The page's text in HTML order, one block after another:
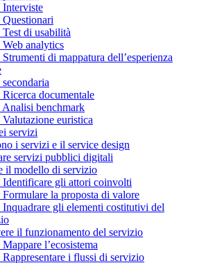
Interviste
Questionari
di usabilità
Web analytics
di mappatura dell’esperienza
documentale
Analisi benchmark
euristica
servizi
i servizi e il service design
servizi pubblici digitali
il modello di servizio
Identificare gli attori coinvolti
Formulare la proposta di valore
Inquadrare gli elementi costitutivi del
il funzionamento del servizio
l’ecosistema
Rappresentare i flussi di servizio